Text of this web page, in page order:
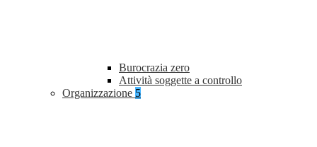
Burocrazia zero
Attività soggette a controllo
Organizzazione 5